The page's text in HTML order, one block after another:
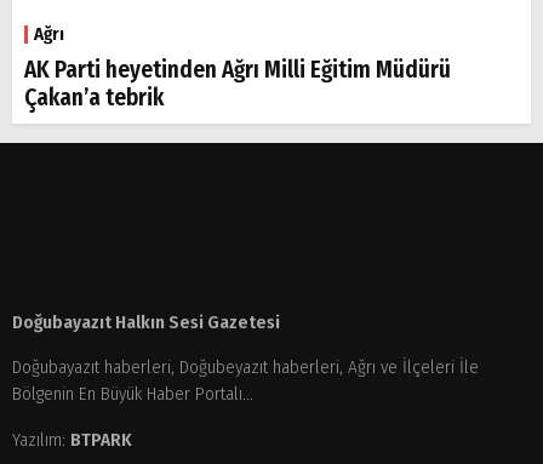
Ağrı
AK Parti heyetinden Ağrı Milli Eğitim Müdürü
Çakan’a tebrik
Doğubayazıt Halkın Sesi Gazetesi
Doğubayazıt haberleri, Doğubeyazıt haberleri, Ağrı ve İlçeleri İle
Bölgenin En Büyük Haber Portalı...
Yazılım: BTPARK